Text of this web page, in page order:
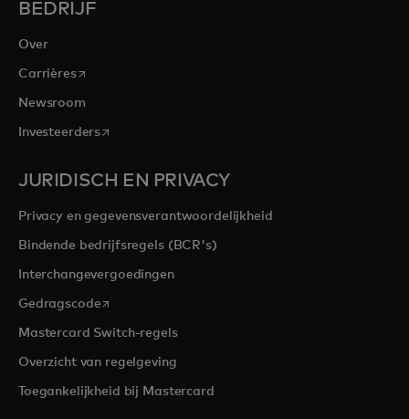
BEDRIJF
Over
Carrièresopens in a new tab
Newsroom
Investeerdersopens in a new tab
JURIDISCH EN PRIVACY
Privacy en gegevensverantwoordelijkheid
Bindende bedrijfsregels (BCR's)
Interchangevergoedingen
Gedragscodeopens in a new tab
Mastercard Switch-regels
Overzicht van regelgeving
Toegankelijkheid bij Mastercard